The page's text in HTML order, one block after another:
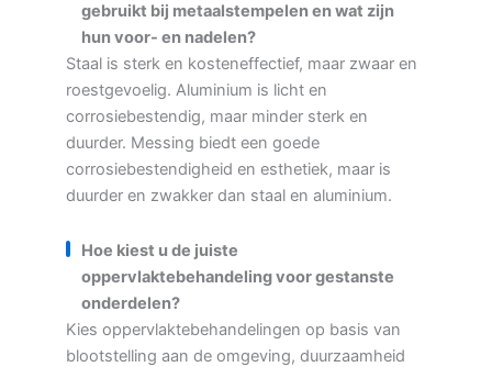
gebruikt bij metaalstempelen en wat zijn
hun voor- en nadelen?
Staal is sterk en kosteneffectief, maar zwaar en
roestgevoelig. Aluminium is licht en
corrosiebestendig, maar minder sterk en
duurder. Messing biedt een goede
corrosiebestendigheid en esthetiek, maar is
duurder en zwakker dan staal en aluminium.
Hoe kiest u de juiste
oppervlaktebehandeling voor gestanste
onderdelen?
Kies oppervlaktebehandelingen op basis van
blootstelling aan de omgeving, duurzaamheid